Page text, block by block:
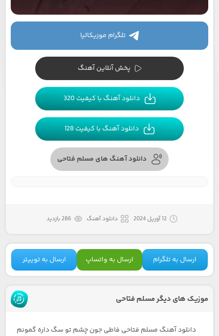
تلگرام موزیکالیا
پخش آنلاین آهنگ
دانلود آهنگ با کیفیت 320
دانلود آهنگ با کیفیت 128
دانلود آهنگ های مسلم فتاحی
12 آوریل 2024 دانلود آهنگ 286 بازدید
ارسال به تلگرام ارسال به واتساپ ارسال به توییتر
موزیک های دیگر مسلم فتاحی
دانلود آهنگ مسلم فتاحی فاطی جون چشم تو سگ داره گمونم